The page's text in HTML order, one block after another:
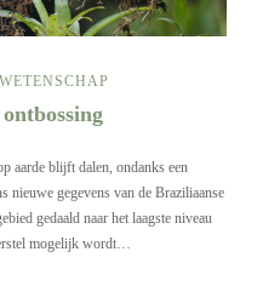
WETENSCHAP
aarde blijft dalen, ondanks een
nieuwe gegevens van de Braziliaanse
gedaald naar het laagste niveau
mogelijk wordt…